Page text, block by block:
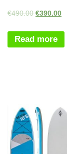
€490.00 €390.00
Read more